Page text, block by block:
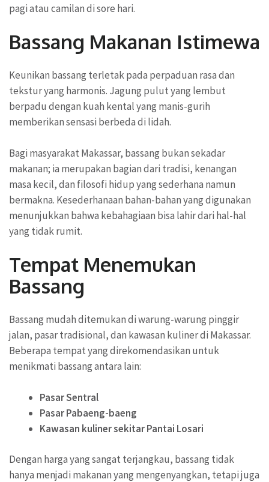
pagi atau camilan di sore hari.
Bassang Makanan Istimewa
Keunikan bassang terletak pada perpaduan rasa dan
tekstur yang harmonis. Jagung pulut yang lembut
berpadu dengan kuah kental yang manis-gurih
memberikan sensasi berbeda di lidah.
Bagi masyarakat Makassar, bassang bukan sekadar
makanan; ia merupakan bagian dari tradisi, kenangan
masa kecil, dan filosofi hidup yang sederhana namun
bermakna. Kesederhanaan bahan-bahan yang digunakan
menunjukkan bahwa kebahagiaan bisa lahir dari hal-hal
yang tidak rumit.
Tempat Menemukan
Bassang
Bassang mudah ditemukan di warung-warung pinggir
jalan, pasar tradisional, dan kawasan kuliner di Makassar.
Beberapa tempat yang direkomendasikan untuk
menikmati bassang antara lain:
Pasar Sentral
Pasar Pabaeng-baeng
Kawasan kuliner sekitar Pantai Losari
Dengan harga yang sangat terjangkau, bassang tidak
hanya menjadi makanan yang mengenyangkan, tetapi juga